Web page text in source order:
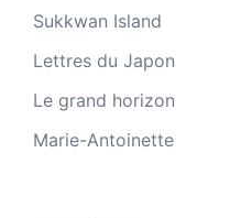
Sukkwan Island
Lettres du Japon
Le grand horizon
Marie-Antoinette